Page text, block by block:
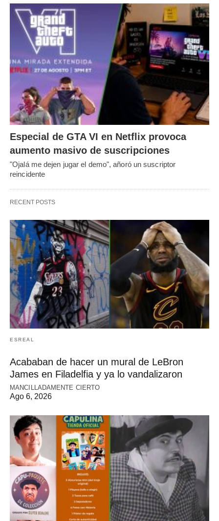
Especial de GTA VI en Netflix provoca
aumento masivo de suscripciones
"Ojalá me dejen jugar el demo", añoró un suscriptor
reincidente
RECENT POSTS
ESREAL
Acababan de hacer un mural de LeBron
James en Filadelfia y ya lo vandalizaron
MANCILLADAMENTE CIERTO
Ago 6, 2026